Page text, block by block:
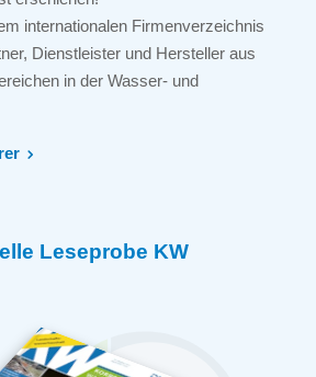
internationalen Firmenverzeichnis
Dienstleister und Hersteller aus
in der Wasser- und
Leseprobe KW